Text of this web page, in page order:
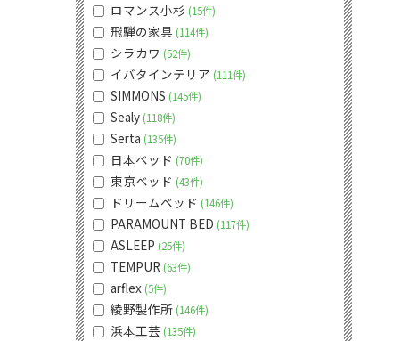
ロマンス小杉 15件
飛騨の家具 114件
シラカワ 52件
イバタインテリア 111件
SIMMONS 145件
Sealy 118件
Serta 135件
日本ベッド 70件
東京ベッド 43件
ドリームベッド 146件
PARAMOUNT BED 117件
ASLEEP 25件
TEMPUR 63件
arflex 5件
綾野製作所 146件
浜本工芸 135件